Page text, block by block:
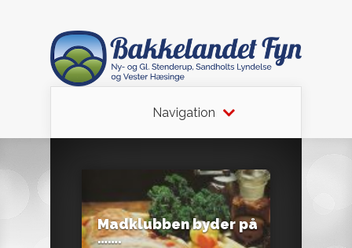
Navigation
Madklubben byder på
…….